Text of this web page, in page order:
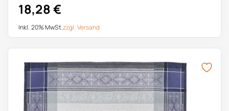
18,28€
Inkl. 20% MwSt.zzgl. Versand
Dieses Produkt weist mehrere Varianten auf. Die Optionen